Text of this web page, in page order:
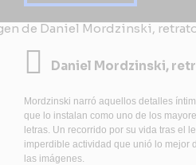
Daniel Mordzinski,
Mordzinski narró aquellos detalles
que lo instalan como uno de los
letras. Un recorrido por su vida tras el
imperdible actividad que unió lo mejor
las imágenes.